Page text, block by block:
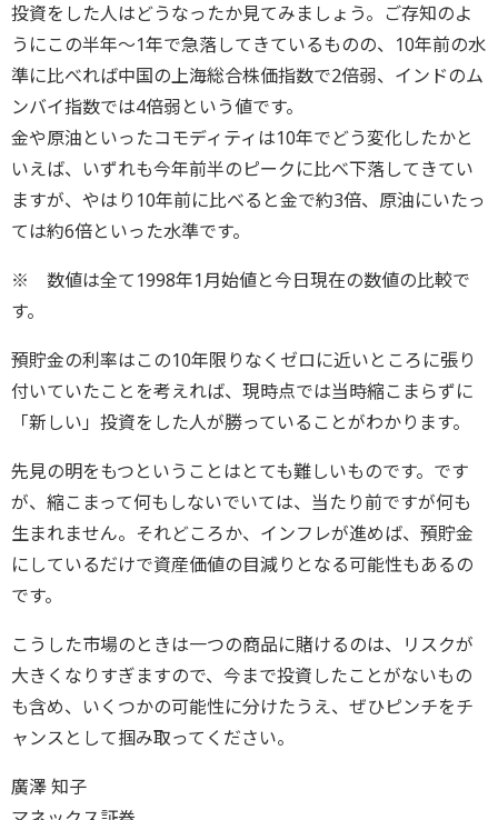
投資をした人はどうなったか見てみましょう。ご存知のよ
うにこの半年～1年で急落してきているものの、10年前の水
準に比べれば中国の上海総合株価指数で2倍弱、インドのム
ンバイ指数では4倍弱という値です。
金や原油といったコモディティは10年でどう変化したかと
いえば、いずれも今年前半のピークに比べ下落してきてい
ますが、やはり10年前に比べると金で約3倍、原油にいたっ
ては約6倍といった水準です。
※ 数値は全て1998年1月始値と今日現在の数値の比較で
す。
預貯金の利率はこの10年限りなくゼロに近いところに張り
付いていたことを考えれば、現時点では当時縮こまらずに
「新しい」投資をした人が勝っていることがわかります。
先見の明をもつということはとても難しいものです。です
が、縮こまって何もしないでいては、当たり前ですが何も
生まれません。それどころか、インフレが進めば、預貯金
にしているだけで資産価値の目減りとなる可能性もあるの
です。
こうした市場のときは一つの商品に賭けるのは、リスクが
大きくなりすぎますので、今まで投資したことがないもの
も含め、いくつかの可能性に分けたうえ、ぜひピンチをチ
ャンスとして掴み取ってください。
廣澤 知子